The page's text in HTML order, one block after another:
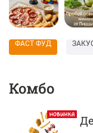
ФАСТ ФУД
Комбо